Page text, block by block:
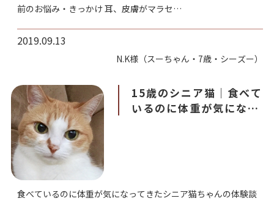
前のお悩み・きっかけ 耳、皮膚がマラセ…
2019.09.13
N.K様（スーちゃん・7歳・シーズー）
15歳のシニア猫｜食べて
いるのに体重が気になっ
食べているのに体重が気になってきたシニア猫ちゃんの体験談